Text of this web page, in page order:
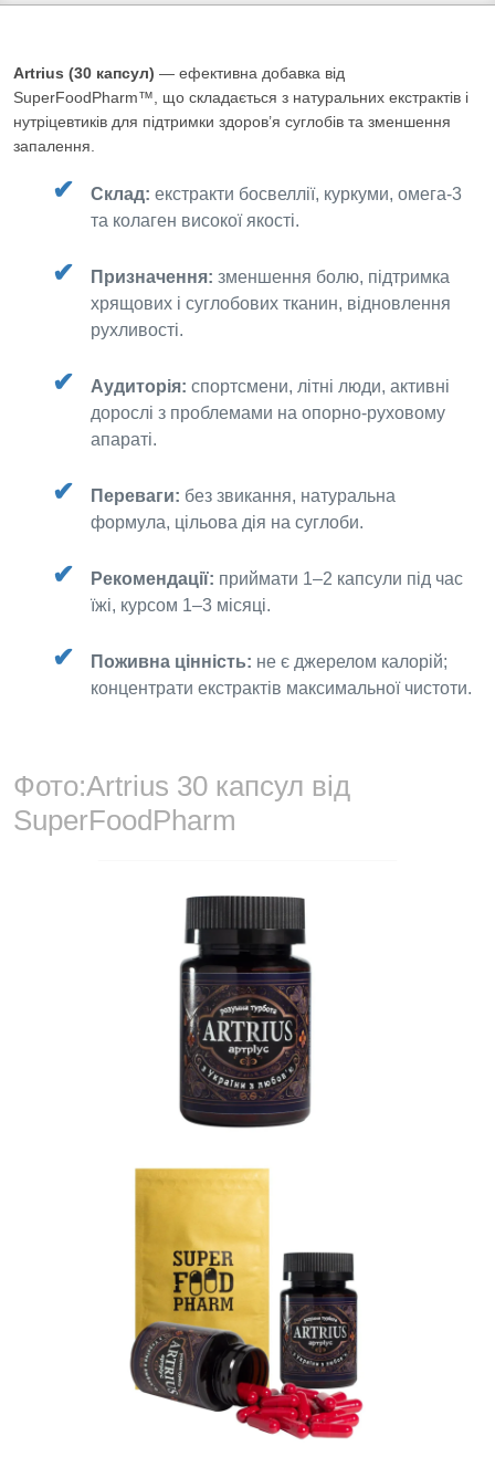
Artrius (30 капсул) — ефективна добавка від
SuperFoodPharm™, що складається з натуральних екстрактів і
нутріцевтиків для підтримки здоров’я суглобів та зменшення
запалення.
Склад: екстракти босвеллії, куркуми, омега‑3
та колаген високої якості.
Призначення: зменшення болю, підтримка
хрящових і суглобових тканин, відновлення
рухливості.
Аудиторія: спортсмени, літні люди, активні
дорослі з проблемами на опорно-руховому
апараті.
Переваги: без звикання, натуральна
формула, цільова дія на суглоби.
Рекомендації: приймати 1–2 капсули під час
їжі, курсом 1–3 місяці.
Поживна цінність: не є джерелом калорій;
концентрати екстрактів максимальної чистоти.
Фото:Artrius 30 капсул від
SuperFoodPharm